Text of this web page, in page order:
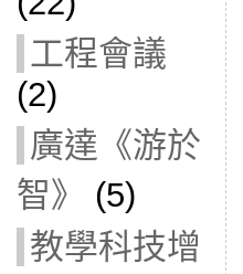
工程會議
(2)
廣達《游於
智》
(5)
教學科技增